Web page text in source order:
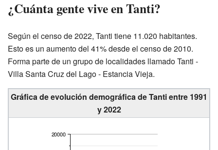
¿Cuánta gente vive en Tanti?
Según el censo de 2022, Tanti tiene 11.020 habitantes.
Esto es un aumento del 41% desde el censo de 2010.
Forma parte de un grupo de localidades llamado Tanti -
Villa Santa Cruz del Lago - Estancia Vieja.
Gráfica de evolución demográfica de Tanti entre 1991
y 2022